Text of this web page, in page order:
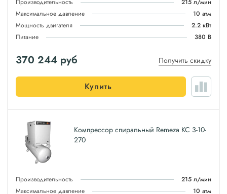
Производительность
215 л/мин
Максимальное давление
10 атм
Мощность двигателя
2.2 кВт
Питание
380 В
370 244 руб Получить скидку
Купить
Компрессор спиральный Remeza КС 3-10-
270
Производительность
215 л/мин
Максимальное давление
10 атм